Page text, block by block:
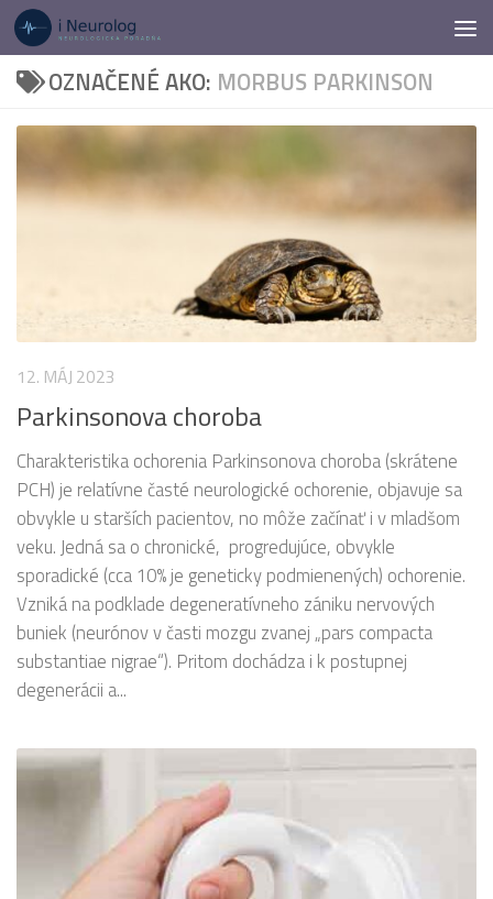
Preskočiť na obsah
OZNAČENÉ AKO: MORBUS PARKINSON
12. MÁJ 2023
Parkinsonova choroba
Charakteristika ochorenia Parkinsonova choroba (skrátene
PCH) je relatívne časté neurologické ochorenie, objavuje sa
obvykle u starších pacientov, no môže začínať i v mladšom
veku. Jedná sa o chronické, progredujúce, obvykle
sporadické (cca 10% je geneticky podmienených) ochorenie.
Vzniká na podklade degeneratívneho zániku nervových
buniek (neurónov v časti mozgu zvanej „pars compacta
substantiae nigrae“). Pritom dochádza i k postupnej
degenerácii a...